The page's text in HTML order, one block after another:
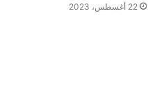
22 أغسطس، 2023